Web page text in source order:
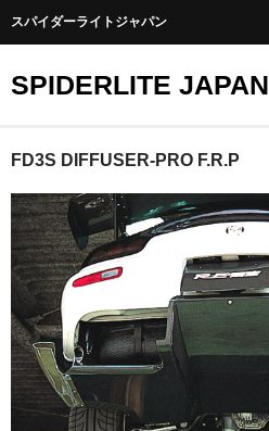
スパイダーライトジャパン
SPIDERLITE JAPAN
ホーム
RE雨宮
DJ DEMIO
RX-8
FD3S
その他雨宮商品
FD3S DIFFUSER-PRO F.R.P